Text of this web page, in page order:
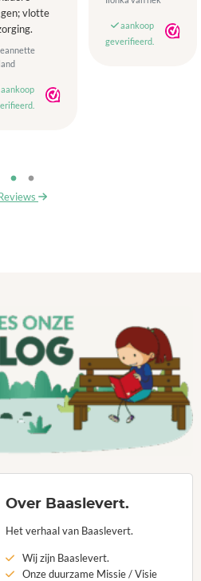
vlotte
aankoop
geverifieerd.
Over Baaslevert.
Het verhaal van Baaslevert.
Wij zijn Baaslevert.
Onze duurzame Missie / Visie